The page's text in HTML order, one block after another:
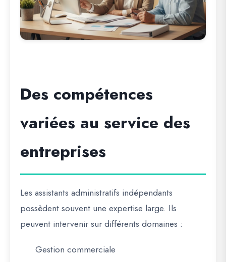
Des compétences
variées au service des
entreprises
Les assistants administratifs indépendants
possèdent souvent une expertise large. Ils
peuvent intervenir sur différents domaines :
Gestion commerciale